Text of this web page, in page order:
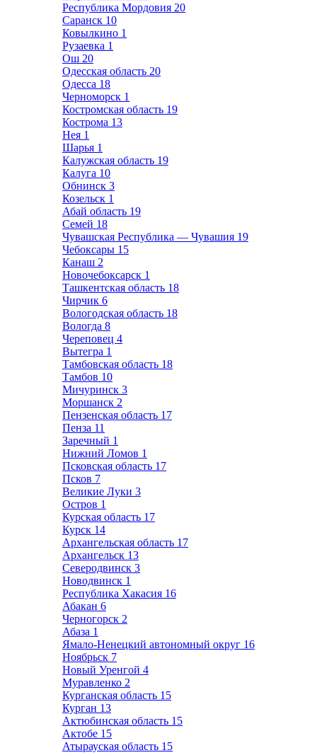
Республика Мордовия 20
Саранск 10
Ковылкино 1
Рузаевка 1
Ош 20
Одесская область 20
Одесса 18
Черноморск 1
Костромская область 19
Кострома 13
Нея 1
Шарья 1
Калужская область 19
Калуга 10
Обнинск 3
Козельск 1
Абай область 19
Семей 18
Чувашская Республика — Чувашия 19
Чебоксары 15
Канаш 2
Новочебоксарск 1
Ташкентская область 18
Чирчик 6
Вологодская область 18
Вологда 8
Череповец 4
Вытегра 1
Тамбовская область 18
Тамбов 10
Мичуринск 3
Моршанск 2
Пензенская область 17
Пенза 11
Заречный 1
Нижний Ломов 1
Псковская область 17
Псков 7
Великие Луки 3
Остров 1
Курская область 17
Курск 14
Архангельская область 17
Архангельск 13
Северодвинск 3
Новодвинск 1
Республика Хакасия 16
Абакан 6
Черногорск 2
Абаза 1
Ямало-Ненецкий автономный округ 16
Ноябрьск 7
Новый Уренгой 4
Муравленко 2
Курганская область 15
Курган 13
Актюбинская область 15
Актобе 15
Атырауская область 15